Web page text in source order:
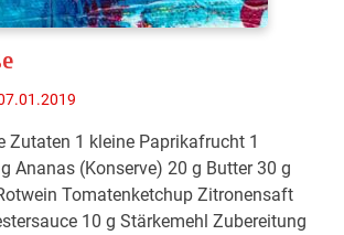
Zutaten 1 kleine Paprikafrucht 1
Ananas (Konserve) 20 g Butter 30 g
Tomatenketchup Zitronensaft
10 g Stärkemehl Zubereitung